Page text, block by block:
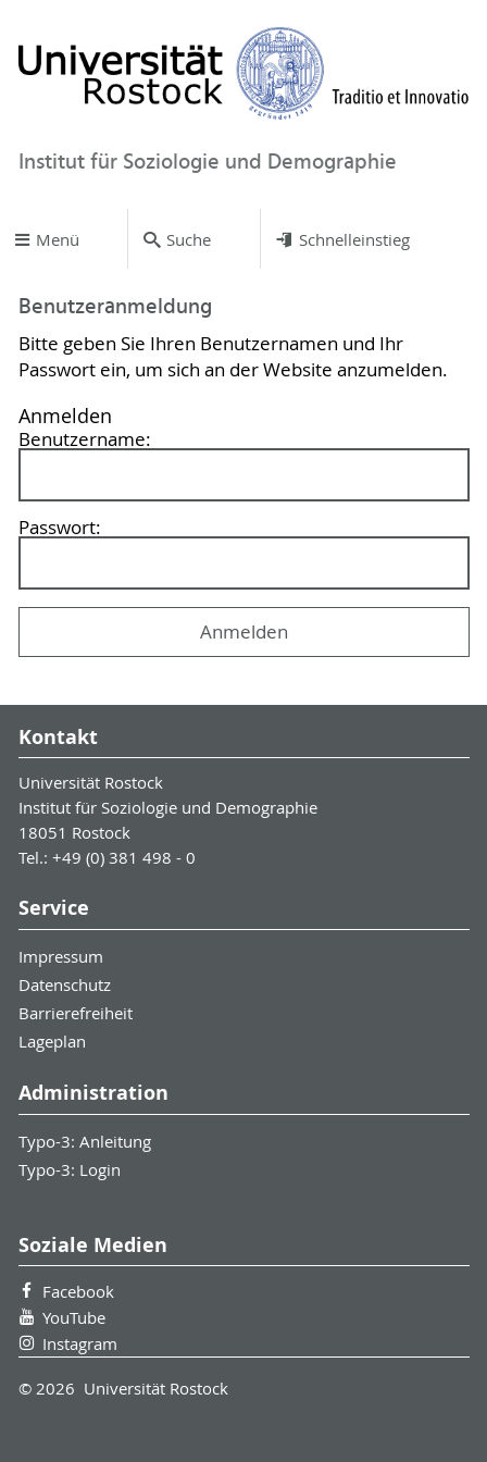
Institut für Soziologie und Demographie
Menü Suche Schnelleinstieg
Benutzeranmeldung
Bitte geben Sie Ihren Benutzernamen und Ihr
Passwort ein, um sich an der Website anzumelden.
Anmelden
Benutzername:
Passwort:
Kontakt
Universität Rostock
Institut für Soziologie und Demographie
18051 Rostock
Tel.: +49 (0) 381 498 - 0
Service
Impressum
Datenschutz
Barrierefreiheit
Lageplan
Administration
Typo-3: Anleitung
Typo-3: Login
Soziale Medien
Facebook
YouTube
Instagram
© 2026 Universität Rostock